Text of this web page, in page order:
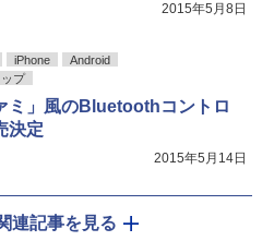
2015年5月8日
iPhone
Android
プ
ミ」風のBluetoothコントロ
決定
2015年5月14日
連記事を見る